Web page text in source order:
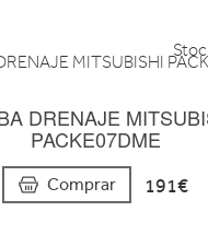
DRENAJE
PACKE07DME
Comprar 191€